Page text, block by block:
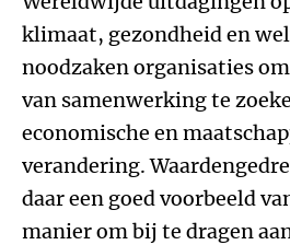
klimaat, gezondheid en
noodzaken organisaties
van samenwerking te
economische en
verandering.
daar een goed voorbeeld
manier om bij te dragen